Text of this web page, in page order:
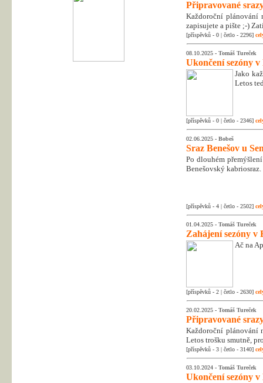
Připravované
Každoroční plánování
zapisujete a pište ;-)
[příspěvků - 0 | četlo - 2296]
08.10.2025 - Tomáš Tureček
Ukončení sezóny v
Jako
Letos
[příspěvků - 0 | četlo - 2346]
02.06.2025 - Bobeš
Sraz Benešov u
Po dlouhém
Benešovský kabriosraz.
[příspěvků - 4 | četlo - 2502]
01.04.2025 - Tomáš Tureček
Zahájení sezóny v
Ač na
[příspěvků - 2 | četlo - 2630]
20.02.2025 - Tomáš Tureček
Připravované
Každoroční plánování
Letos trošku smutně,
[příspěvků - 3 | četlo - 3140]
03.10.2024 - Tomáš Tureček
Ukončení sezóny v